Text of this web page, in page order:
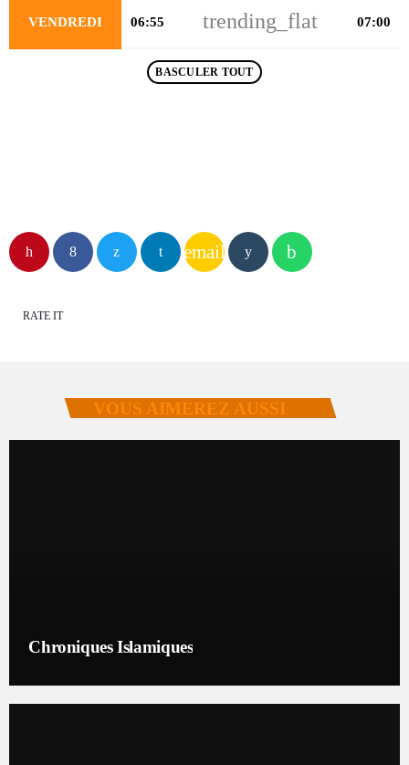
VENDREDI 06:55 trending_flat 07:00
BASCULER TOUT
email
RATE IT
VOUS AIMEREZ AUSSI
Chroniques Islamiques